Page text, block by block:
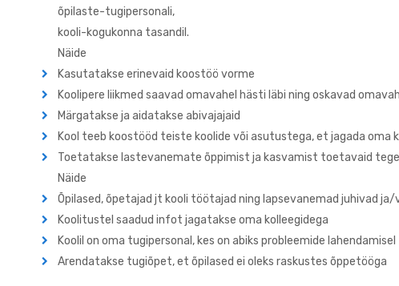
õpilaste-tugipersonali,
kooli-kogukonna tasandil.
Näide
Kasutatakse erinevaid koostöö vorme
Koolipere liikmed saavad omavahel hästi läbi ning oskavad
Märgatakse ja aidatakse abivajajaid
Kool teeb koostööd teiste koolide või asutustega, et jagada oma
Toetatakse lastevanemate õppimist ja kasvamist toetavaid
Näide
Õpilased, õpetajad jt kooli töötajad ning lapsevanemad juhivad
Koolitustel saadud infot jagatakse oma kolleegidega
Koolil on oma tugipersonal, kes on abiks probleemide lahendamisel
Arendatakse tugiõpet, et õpilased ei oleks raskustes õppetööga